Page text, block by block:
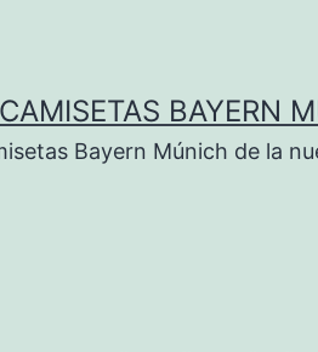
CAMISETAS BAYERN
Bayern Múnich de la